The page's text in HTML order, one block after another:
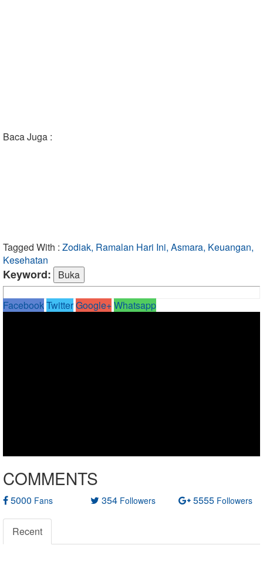
Baca Juga :
Tagged With : Zodiak, Ramalan Hari Ini, Asmara, Keuangan,
Kesehatan
Keyword:
FacebookTwitterGoogle+Whatsapp
COMMENTS
5000 Fans 354 Followers 5555 Followers
Recent